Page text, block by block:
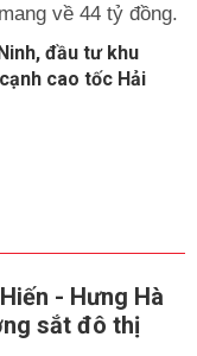
về 44 tỷ đồng.
đầu tư khu
cao tốc Hải
- Hưng Hà
sắt đô thị